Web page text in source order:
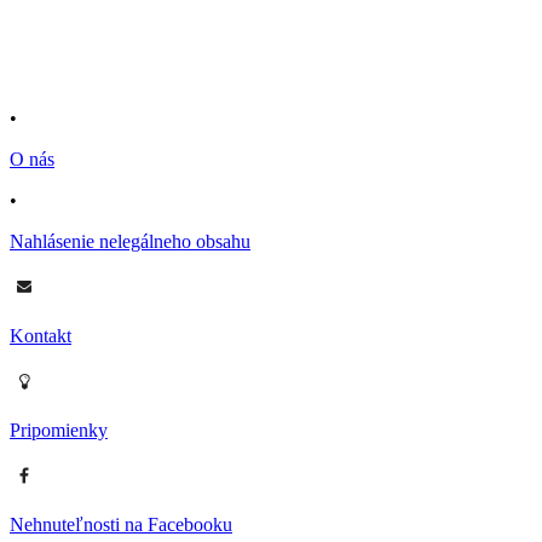
•
O nás
•
Nahlásenie nelegálneho obsahu
Kontakt
Pripomienky
Nehnuteľnosti na Facebooku